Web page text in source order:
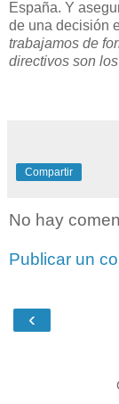
España. Y
de una decisión
trabajamos de
directivos son
Compartir
No hay
Publicar un
‹